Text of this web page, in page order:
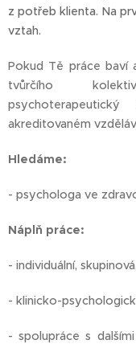
z potřeb klienta. Na
vztah.
Pokud Tě práce baví
tvůrčího
akreditovaném
Hledáme:
- psychologa ve
Náplň práce:
- individuální,
- klinicko-
- spolupráce s